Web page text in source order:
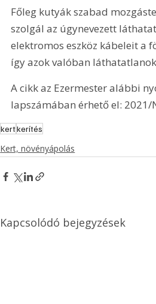
Főleg kutyák szabad
szolgál az úgynevezett
elektromos eszköz kábeleit a
így azok valóban
A cikk az Ezermester alábbi
lapszámában érhető el: 2021/
kertkerítés
Kert, növényápolás
Kapcsolódó bejegyzések